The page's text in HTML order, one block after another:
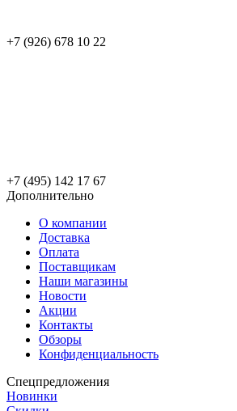
+7 (926) 678 10 22
+7 (495) 142 17 67
Дополнительно
О компании
Доставка
Оплата
Поставщикам
Наши магазины
Новости
Акции
Контакты
Обзоры
Конфиденциальность
Спецпредложения
Новинки